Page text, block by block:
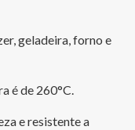
geladeira, forno e
é de 260°C.
e resistente a